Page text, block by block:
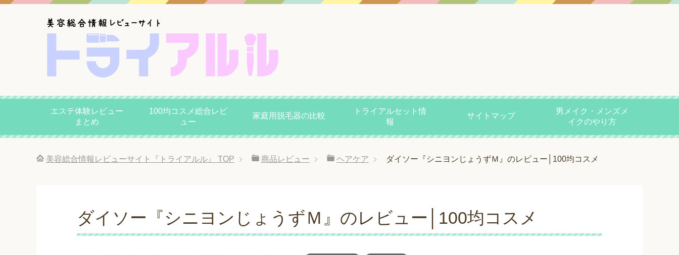
エステ体験レビュー
まとめ
100均コスメ総合レビ
ュー
家庭用脱毛器の比較
トライアルセット情
報
サイトマップ
男メイク・メンズメ
イクのやり方
美容総合情報レビューサイト『トライアルル』 TOP 商品レビュー ヘアケア ダイソー『シニヨンじょうずＭ』のレビュー│100均コスメ
ダイソー『シニヨンじょうずＭ』のレビュー│100均コスメ